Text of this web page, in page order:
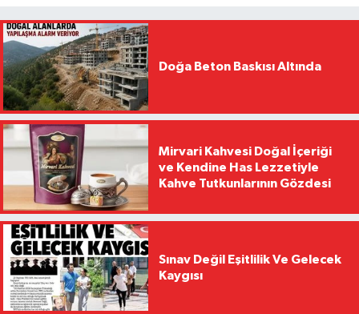
Doğa Beton Baskısı Altında
Mirvari Kahvesi Doğal İçeriği
ve Kendine Has Lezzetiyle
Kahve Tutkunlarının Gözdesi
Sınav Değil Eşitlilik Ve Gelecek
Kaygısı